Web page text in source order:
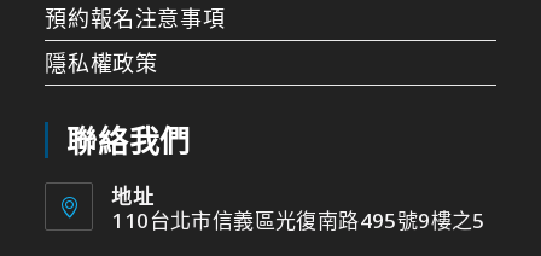
預約報名注意事項
隱私權政策
聯絡我們
地址
110台北市信義區光復南路495號9樓之5